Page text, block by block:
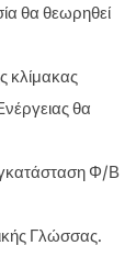
θα θεωρηθεί
κλίμακας
θα
Φ/Β
Γλώσσας.